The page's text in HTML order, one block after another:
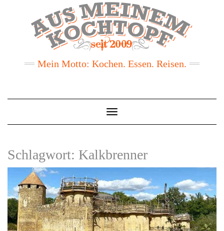
Mein Motto: Kochen. Essen. Reisen.
Toggle
Navigation
Schlagwort: Kalkbrenner